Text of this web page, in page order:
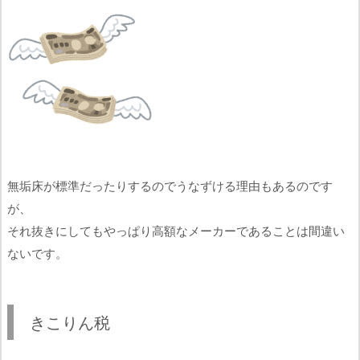
無垢床が標準だったりするのでうなずける理由もあるのです
が、
それ抜きにしてもやっぱり高額なメーカーであることは間違い
ないです。
きこりん税